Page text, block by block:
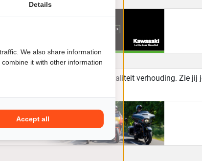
van een prima prijs/kwaliteit verhouding. Zie jij
Details
We also share information
it with other information
Accept all